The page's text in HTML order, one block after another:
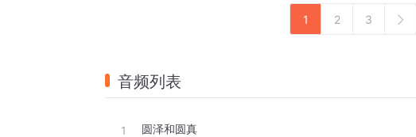
1 2 3
音频列表
1 圆泽和圆真